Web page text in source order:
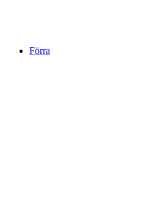
Förra